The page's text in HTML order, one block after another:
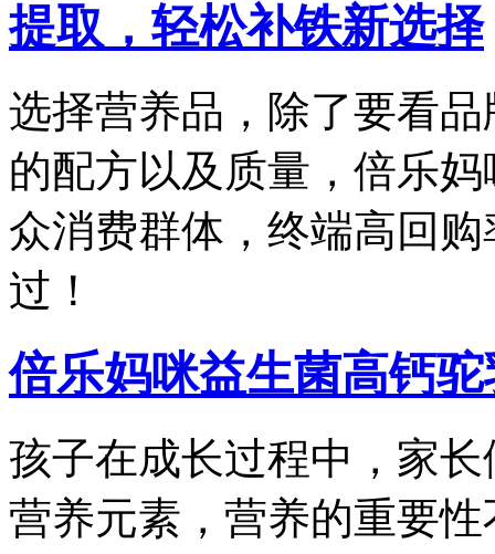
提取，轻松补铁新选择
选择营养品，除了要看
的配方以及质量，倍乐
众消费群体，终端高回
过！
倍乐妈咪益生菌高钙
孩子在成长过程中，家
营养元素，营养的重要